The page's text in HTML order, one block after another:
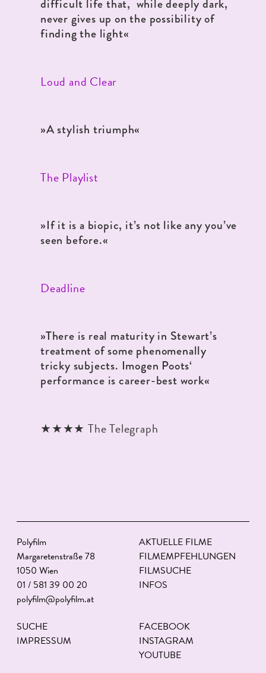
difficult life that, while deeply dark,
never gives up on the possibility of
finding the light«
Loud and Clear
»A stylish triumph«
The Playlist
»If it is a biopic, it’s not like any you’ve
seen before.«
Deadline
»There is real maturity in Stewart’s
treatment of some phenomenally
tricky subjects. Imogen Poots‘
performance is career-best work«
★★★★ The Telegraph
Polyfilm
Margaretenstraße 78
1050 Wien
01 / 581 39 00 20
polyfilm@polyfilm.at
AKTUELLE FILME
FILMEMPFEHLUNGEN
FILMSUCHE
INFOS
SUCHE
IMPRESSUM
FACEBOOK
INSTAGRAM
YOUTUBE